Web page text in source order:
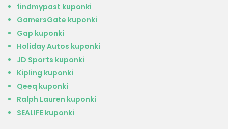
findmypast kuponki
GamersGate kuponki
Gap kuponki
Holiday Autos kuponki
JD Sports kuponki
Kipling kuponki
Qeeq kuponki
Ralph Lauren kuponki
SEALIFE kuponki